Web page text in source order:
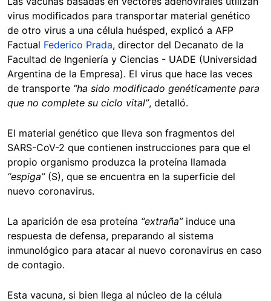
virus modificados para transportar material genético
de otro virus a una célula huésped, explicó a AFP
Factual Federico Prada, director del Decanato de la
Facultad de Ingeniería y Ciencias - UADE (Universidad
Argentina de la Empresa). El virus que hace las veces
de transporte “ha sido modificado genéticamente para
que no complete su ciclo vital”, detalló.
El material genético que lleva son fragmentos del
SARS-CoV-2 que contienen instrucciones para que el
propio organismo produzca la proteína llamada
“espiga”(S), que se encuentra en la superficie del
nuevo coronavirus.
La aparición de esa proteína “extraña”induce una
respuesta de defensa, preparando al sistema
inmunológico para atacar al nuevo coronavirus en caso
de contagio.
Esta vacuna, si bien llega al núcleo de la célula